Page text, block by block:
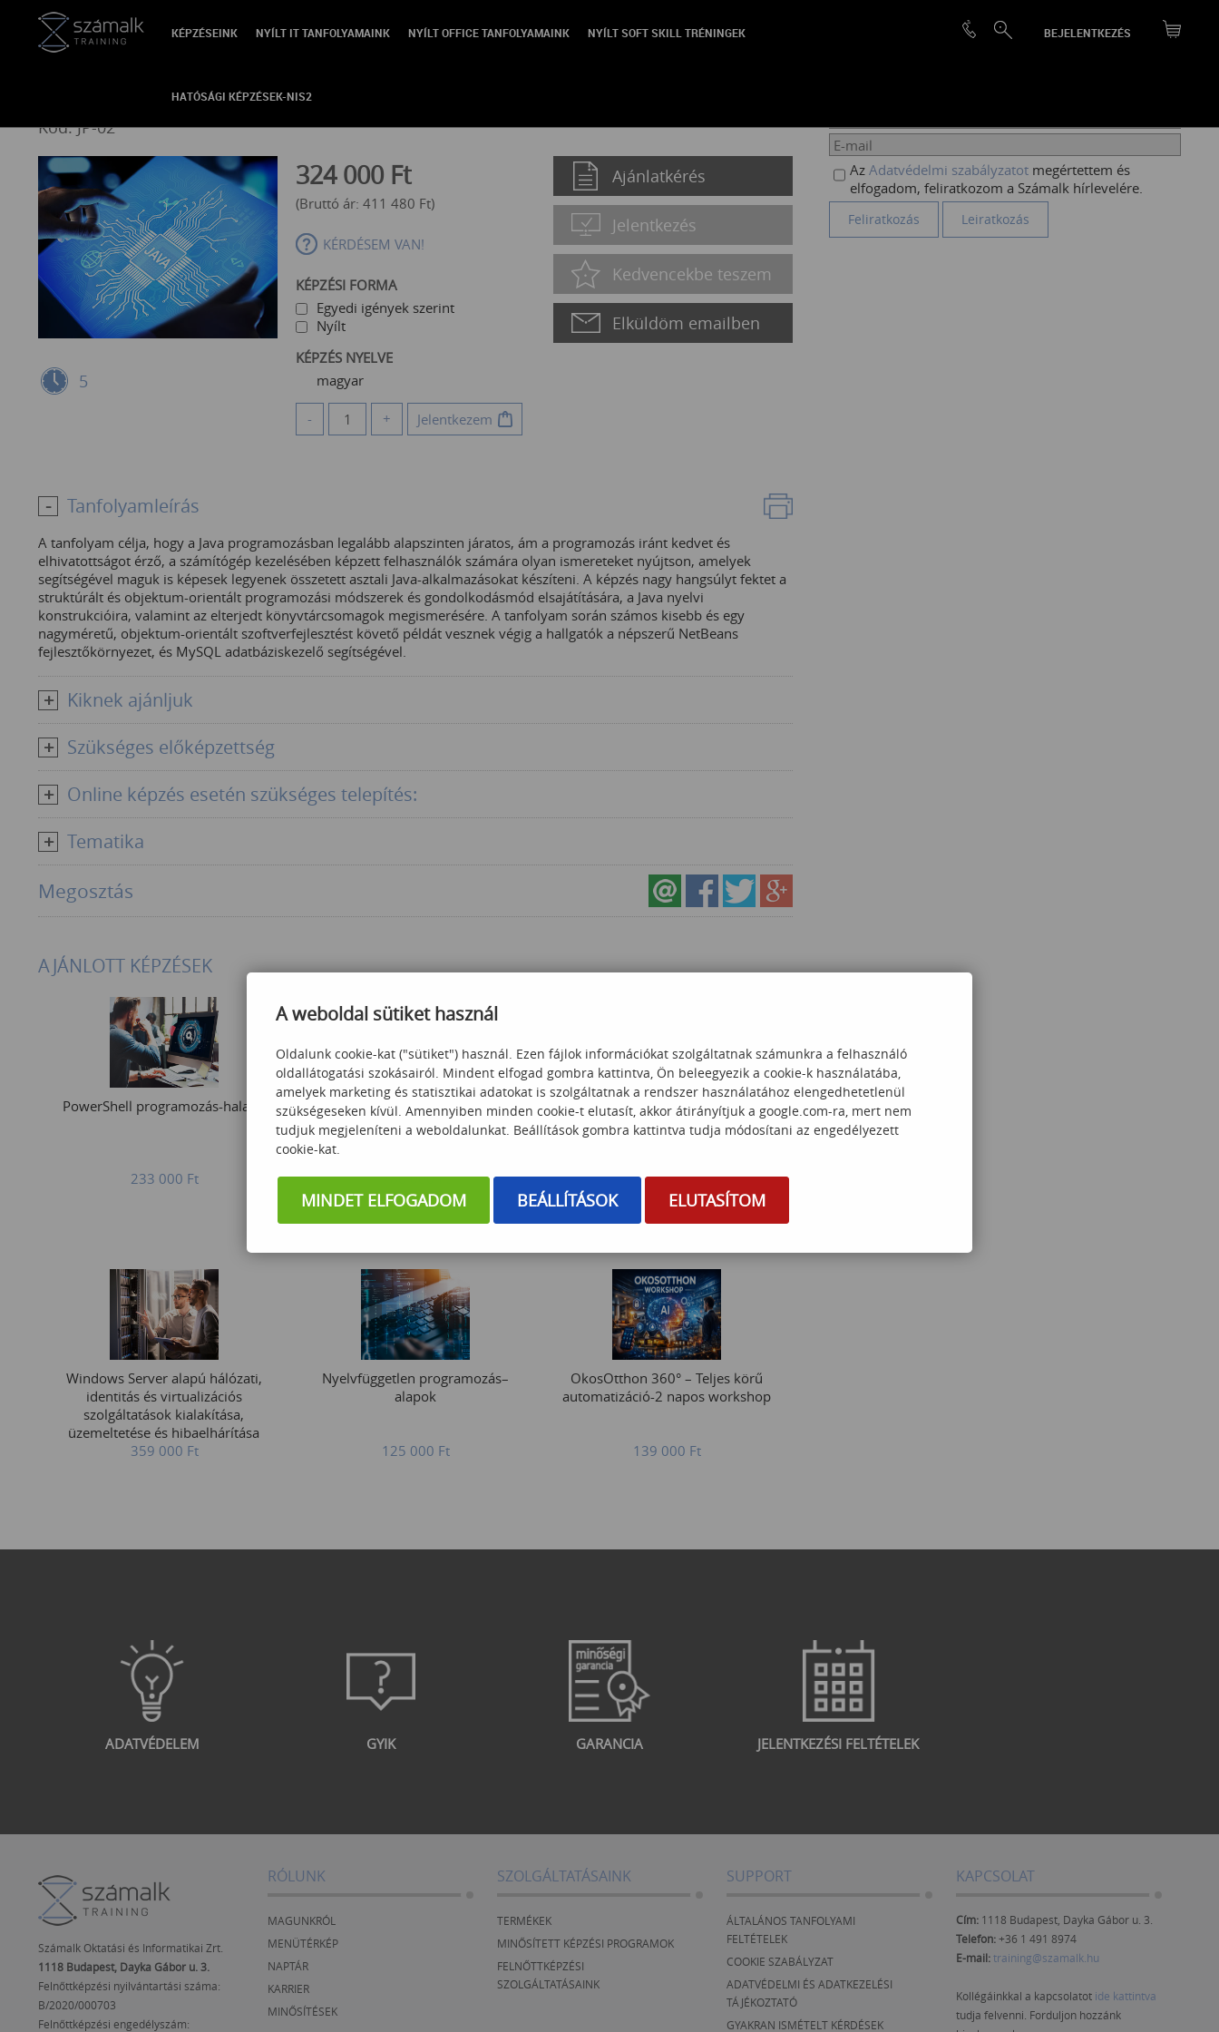
BEJELENTKEZÉS
KÉPZÉSEINK NYÍLT IT TANFOLYAMAINK NYÍLT OFFICE TANFOLYAMAINK NYÍLT SOFT SKILL TRÉNINGEK
HATÓSÁGI KÉPZÉSEK-NIS2
VISSZA
Java haladó programozási ismeretek
Kód: JP-02
5
324 000 Ft
(Bruttó ár: 411 480 Ft)
KÉRDÉSEM VAN!
KÉPZÉSI FORMA
Egyedi igények szerint
Nyílt
KÉPZÉS NYELVE
magyar
- + Jelentkezem
Ajánlatkérés
Jelentkezés
Kedvencekbe teszem
Elküldöm emailben
Tanfolyamleírás
A tanfolyam célja, hogy a Java programozásban legalább alapszinten járatos, ám a programozás iránt kedvet és
elhivatottságot érző, a számítógép kezelésében képzett felhasználók számára olyan ismereteket nyújtson, amelyek
segítségével maguk is képesek legyenek összetett asztali Java-alkalmazásokat készíteni. A képzés nagy hangsúlyt fektet a
struktúrált és objektum-orientált programozási módszerek és gondolkodásmód elsajátítására, a Java nyelvi
konstrukcióira, valamint az elterjedt könyvtárcsomagok megismerésére. A tanfolyam során számos kisebb és egy
nagyméretű, objektum-orientált szoftverfejlesztést követő példát vesznek végig a hallgatók a népszerű NetBeans
fejlesztőkörnyezet, és MySQL adatbáziskezelő segítségével.
Kiknek ajánljuk
Szükséges előképzettség
Online képzés esetén szükséges telepítés:
Tematika
Megosztás
Az Adatvédelmi szabályzatot megértettem és
elfogadom, feliratkozom a Számalk hírlevelére.
AJÁNLOTT KÉPZÉSEK
PowerShell programozás-haladó
233 000 Ft
Implementing Cisco Enterprise
Wireless Networks
780 000Ft
Kubernetes alapozó
281 925Ft
Windows Server alapú hálózati,
identitás és virtualizációs
szolgáltatások kialakítása,
üzemeltetése és hibaelhárítása
359 000 Ft
Nyelvfüggetlen programozás–
alapok
125 000 Ft
OkosOtthon 360° – Teljes körű
automatizáció-2 napos workshop
139 000 Ft
ADATVÉDELEM GYIK GARANCIA JELENTKEZÉSI FELTÉTELEK
Számalk Oktatási és Informatikai Zrt.
1118 Budapest, Dayka Gábor u. 3.
Felnőttképzési nyilvántartási száma:
B/2020/000703
Felnőttképzési engedélyszám:
RÓLUNK
MAGUNKRÓL
MENÜTÉRKÉP
NAPTÁR
KARRIER
MINŐSÍTÉSEK
SZOLGÁLTATÁSAINK
TERMÉKEK
MINŐSÍTETT KÉPZÉSI PROGRAMOK
FELNŐTTKÉPZÉSI
SZOLGÁLTATÁSAINK
SUPPORT
ÁLTALÁNOS TANFOLYAMI
FELTÉTELEK
COOKIE SZABÁLYZAT
ADATVÉDELMI ÉS ADATKEZELÉSI
TÁJÉKOZTATÓ
GYAKRAN ISMÉTELT KÉRDÉSEK
KAPCSOLAT
Cím: 1118 Budapest, Dayka Gábor u. 3.
Telefon:+36 1 491 8974
E-mail:training@szamalk.hu
Kollégáinkkal a kapcsolatot ide kattintva
tudja felvenni. Forduljon hozzánk
A weboldal sütiket használ
Oldalunk cookie-kat ("sütiket") használ. Ezen fájlok információkat szolgáltatnak számunkra a felhasználó
oldallátogatási szokásairól. Mindent elfogad gombra kattintva, Ön beleegyezik a cookie-k használatába,
amelyek marketing és statisztikai adatokat is szolgáltatnak a rendszer használatához elengedhetetlenül
szükségeseken kívül. Amennyiben minden cookie-t elutasít, akkor átirányítjuk a google.com-ra, mert nem
tudjuk megjeleníteni a weboldalunkat. Beállítások gombra kattintva tudja módosítani az engedélyezett
cookie-kat.
MINDET ELFOGADOM BEÁLLÍTÁSOK ELUTASÍTOM